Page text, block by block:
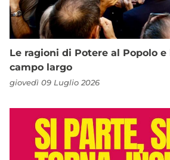
Le ragioni di Potere al Popolo e
campo largo
giovedì 09 Luglio 2026